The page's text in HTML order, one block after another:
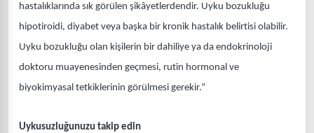
hastalıklarında sık görülen şikâyetlerdendir. Uyku bozukluğu
hipotiroidi, diyabet veya başka bir kronik hastalık belirtisi olabilir.
Uyku bozukluğu olan kişilerin bir dahiliye ya da endokrinoloji
doktoru muayenesinden geçmesi, rutin hormonal ve
biyokimyasal tetkiklerinin görülmesi gerekir.”
Uykusuzluğunuzu takip edin